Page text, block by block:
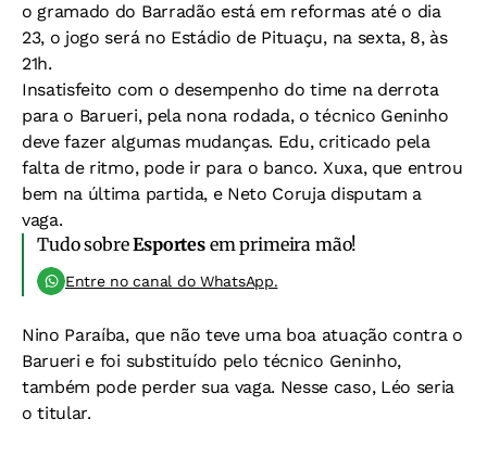
o gramado do Barradão está em reformas até o dia
23, o jogo será no Estádio de Pituaçu, na sexta, 8, às
21h.
Insatisfeito com o desempenho do time na derrota
para o Barueri, pela nona rodada, o técnico Geninho
deve fazer algumas mudanças. Edu, criticado pela
falta de ritmo, pode ir para o banco. Xuxa, que entrou
bem na última partida, e Neto Coruja disputam a
vaga.
Tudo sobreEsportesem primeira mão!
Entre no canal do WhatsApp.
Nino Paraíba, que não teve uma boa atuação contra o
Barueri e foi substituído pelo técnico Geninho,
também pode perder sua vaga. Nesse caso, Léo seria
o titular.